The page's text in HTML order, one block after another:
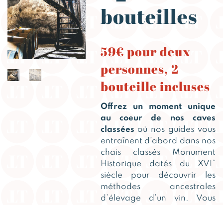
bouteilles
59€ pour deux
personnes, 2
bouteille incluses
Offrez un moment unique
au coeur de nos caves
classées où nos guides vous
entraînent d’abord dans nos
chais classés Monument
Historique datés du XVI°
siècle pour découvrir les
méthodes ancestrales
d’élevage d’un vin. Vous